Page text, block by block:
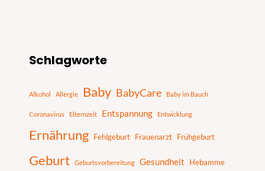
Schlagworte
Alkohol Allergie Baby BabyCare Baby im Bauch
Coronavirus Elternzeit Entspannung Entwicklung
Ernährung Fehlgeburt Frauenarzt Frühgeburt
Geburt Geburtsvorbereitung Gesundheit Hebamme
u
h
e
n